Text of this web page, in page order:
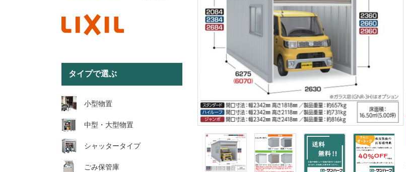
タイプで選ぶ
小型物置
中型・大型物置
シャッタータイプ
ごみ保管庫